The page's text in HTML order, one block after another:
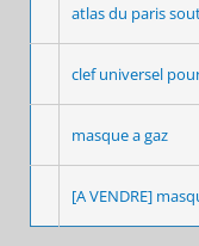
atlas du paris
clef universel
masque a gaz
[A VENDRE]